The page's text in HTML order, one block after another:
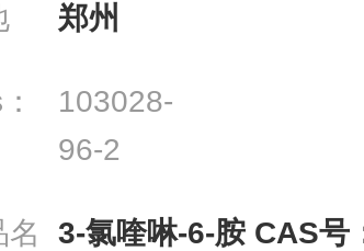
郑州
103028-
96-2
名
3-氯喹啉-6-胺 CAS号